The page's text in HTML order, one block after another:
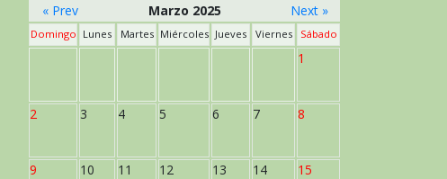
« Prev
Marzo 2025 Next »
Domingo Lunes Martes Miércoles Jueves Viernes Sábado
1
2 3 4 5 6 7 8
9 10 11 12 13 14 15